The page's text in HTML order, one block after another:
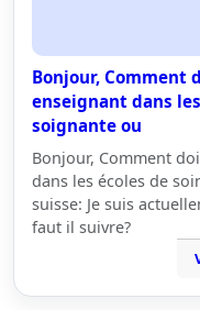
Bonjour, Comment
enseignant dans
soignante ou
Bonjour, Comment
dans les écoles de
suisse: Je suis
faut il suivre?